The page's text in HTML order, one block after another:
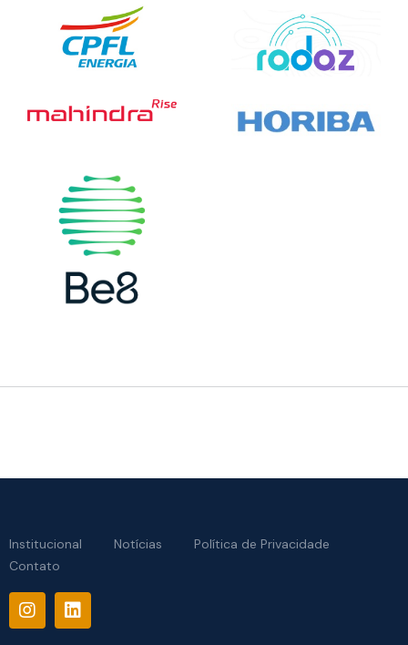
Institucional Notícias
Política de Privacidade
Contato